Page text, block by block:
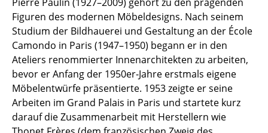
Regale & Schränke
Bücherregale
Wandregale
Sideboards & Kommoden
TV Möbel
Figuren des modernen Möbeldesigns. Nach seinem
Studium der Bildhauerei und Gestaltung an der École
Camondo in Paris (1947–1950) begann er in den
Ateliers renommierter Innenarchitekten zu arbeiten,
bevor er Anfang der 1950er-Jahre erstmals eigene
Möbelentwürfe präsentierte. 1953 zeigte er seine
Arbeiten im Grand Palais in Paris und startete kurz
darauf die Zusammenarbeit mit Herstellern wie